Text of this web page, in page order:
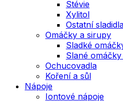
Stévie
Xylitol
Ostatní
Omáčky a sirupy
Sladké
Slané
Ochucovadla
Koření a sůl
Nápoje
Iontové nápoje